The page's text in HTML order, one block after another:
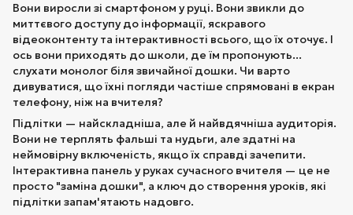
Вони виросли зі смартфоном у руці. Вони звикли до
миттєвого доступу до інформації, яскравого
відеоконтенту та інтерактивності всього, що їх оточує. І
ось вони приходять до школи, де їм пропонують...
слухати монолог біля звичайної дошки. Чи варто
дивуватися, що їхні погляди частіше спрямовані в екран
телефону, ніж на вчителя?
Підлітки — найскладніша, але й найвдячніша аудиторія.
Вони не терплять фальші та нудьги, але здатні на
неймовірну включеність, якщо їх справді зачепити.
Інтерактивна панель у руках сучасного вчителя — це не
просто "заміна дошки", а ключ до створення уроків, які
підлітки запам'ятають надовго.